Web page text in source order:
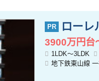
ローレ
3900万円台
1LDK～3LDK
地下鉄東山線